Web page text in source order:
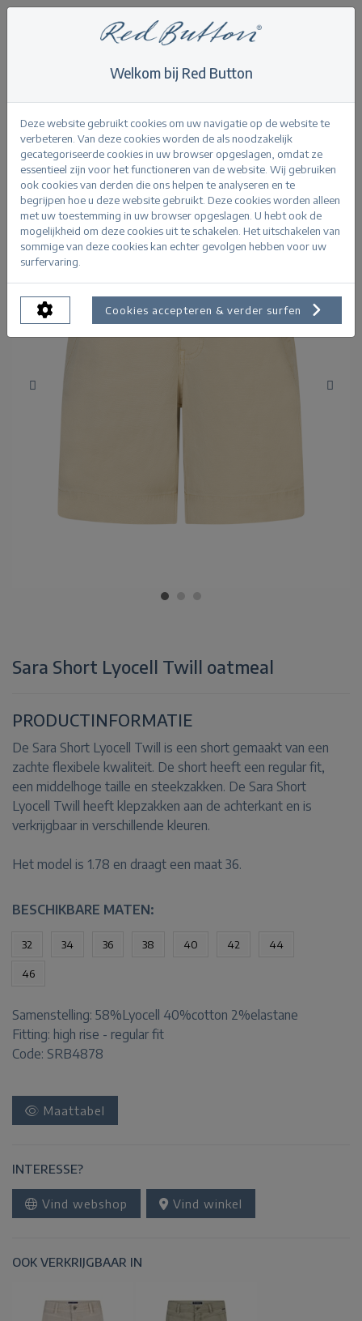
Butter yellow > Sara Short Lyocell Twill
Terug
Sara Short Lyocell Twill oatmeal
PRODUCTINFORMATIE
De Sara Short Lyocell Twill is een short gemaakt van een
zachte flexibele kwaliteit. De short heeft een regular fit,
een middelhoge taille en steekzakken. De Sara Short
Lyocell Twill heeft klepzakken aan de achterkant en is
verkrijgbaar in verschillende kleuren.
Het model is 1.78 en draagt een maat 36.
BESCHIKBARE MATEN:
32 34 36 38 40 42 44
46
Samenstelling: 58%Lyocell 40%cotton 2%elastane
Fitting: high rise - regular fit
Code: SRB4878
Maattabel
INTERESSE?
Vind webshop Vind winkel
OOK VERKRIJGBAAR IN
Welkom bij Red Button
Deze website gebruikt cookies om uw navigatie op de website te
verbeteren. Van deze cookies worden de als noodzakelijk
gecategoriseerde cookies in uw browser opgeslagen, omdat ze
essentieel zijn voor het functioneren van de website. Wij gebruiken
ook cookies van derden die ons helpen te analyseren en te
begrijpen hoe u deze website gebruikt. Deze cookies worden alleen
met uw toestemming in uw browser opgeslagen. U hebt ook de
mogelijkheid om deze cookies uit te schakelen. Het uitschakelen van
sommige van deze cookies kan echter gevolgen hebben voor uw
surfervaring.
Cookies accepteren & verder surfen